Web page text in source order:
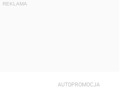
REKLAMA
AUTOPROMOCJA